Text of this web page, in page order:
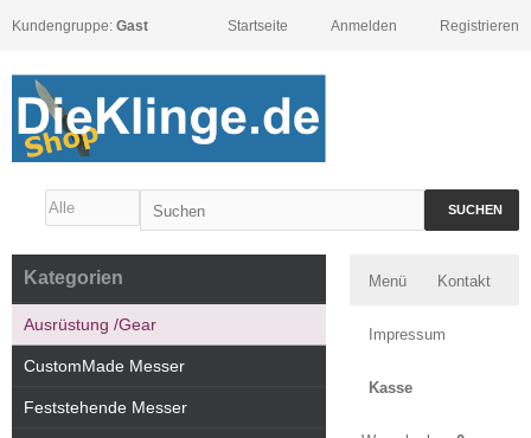
Kundengruppe: Gast Registrieren
Anmelden
Startseite
SUCHEN
Menü Kontakt
Impressum
Kasse
Kategorien
Ausrüstung /Gear
CustomMade Messer
Feststehende Messer